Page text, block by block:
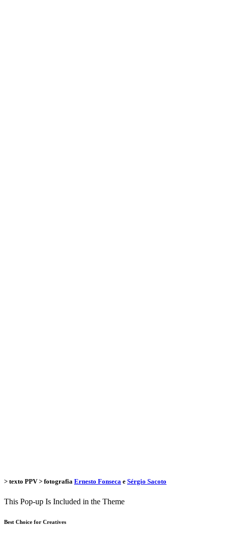
> texto PPV> fotografia Ernesto Fonseca e Sérgio Sacoto
This Pop-up Is Included in the Theme
Best Choice for Creatives